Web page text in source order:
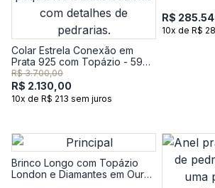
Colar Estrela Conexão em
Prata 925 com Topázio - 59
cm
R$ 3.700,00
R$ 2.130,00
10x de R$ 213 sem juros
R$
10x de R$
Brinco Longo com Topázio
London e Diamantes em Ouro